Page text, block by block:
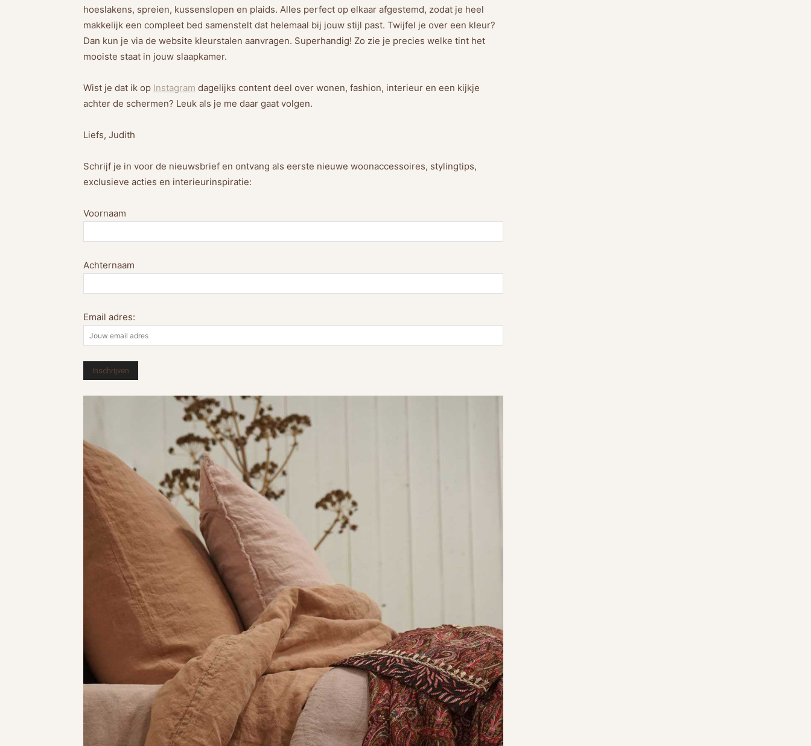
hoeslakens, spreien, kussenslopen en plaids. Alles perfect op elkaar afgestemd, zodat je heel
makkelijk een compleet bed samenstelt dat helemaal bij jouw stijl past. Twijfel je over een kleur?
Dan kun je via de website kleurstalen aanvragen. Superhandig! Zo zie je precies welke tint het
mooiste staat in jouw slaapkamer.
Wist je dat ik op Instagram dagelijks content deel over wonen, fashion, interieur en een kijkje
achter de schermen? Leuk als je me daar gaat volgen.
Liefs, Judith
Schrijf je in voor de nieuwsbrief en ontvang als eerste nieuwe woonaccessoires, stylingtips,
exclusieve acties en interieurinspiratie:
Voornaam
Achternaam
Email adres: